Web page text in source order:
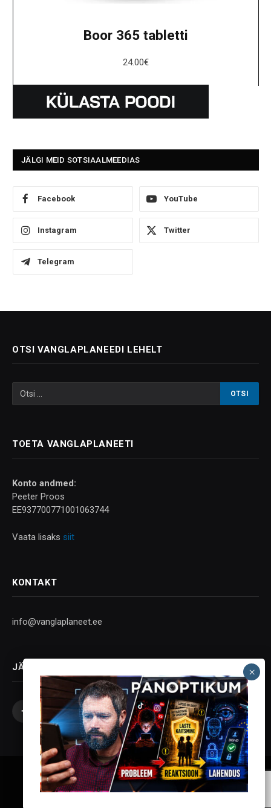
Boor 365 tabletti
24.00€
JÄLGI MEID SOTSIAALMEEDIAS
Facebook YouTube
Instagram Twitter
Telegram
OTSI VANGLAPLANEEDI LEHELT
TOETA VANGLAPLANEETI
Konto andmed:
Peeter Proos
EE937700771001063744
Vaata lisaks siit
KONTAKT
info@vanglaplaneet.ee
JÄLGI SOTSIAALMEEDIAS
Facebook
X
(Twitter)
InstagramYouTubeTelegram
Vanglaplaneet - Vastupanu Vaim